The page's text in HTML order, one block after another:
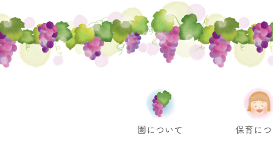
園について 保育に